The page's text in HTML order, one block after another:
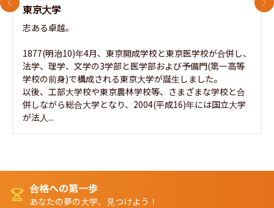
東京大学
志ある卓越。
1877(明治10)年4月、東京開成学校と東京医学校が合併し、
法学、理学、文学の3学部と医学部および予備門(第一高等
学校の前身)で構成される東京大学が誕生しました。
以後、工部大学校や東京農林学校等、さまざまな学校と合
併しながら総合大学となり、2004(平成16)年には国立大学
が法人...
前のスライド 次
合格への第一歩
あなたの夢の大学、見つけよう！